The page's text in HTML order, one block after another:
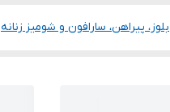
بلوز، پیراهن، سارافون و شومیز زنانه